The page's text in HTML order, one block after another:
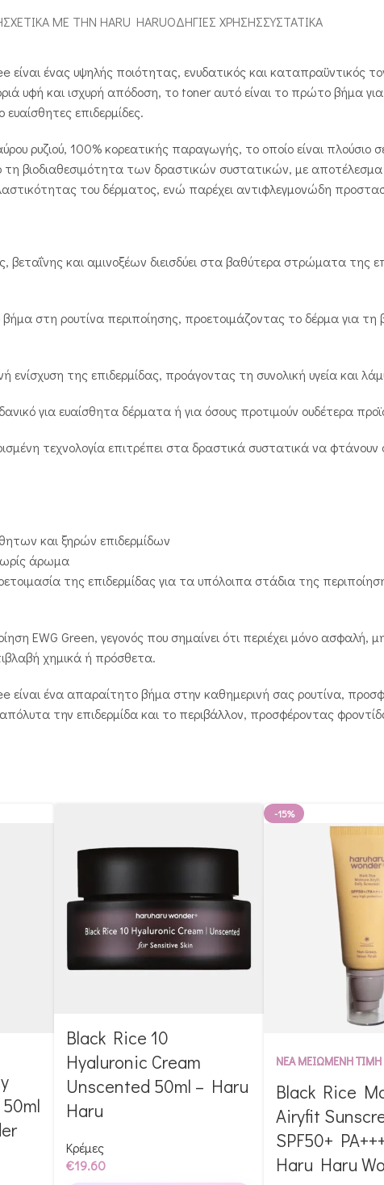
ΣΧΕΤΙΚΑ ΜΕ ΤΗΝ HARU HARUΟΔΗΓΙΕΣ ΧΡΗΣΗΣΣΥΣΤΑΤΙΚΑ
ένας υψηλής ποιότητας, ενυδατικός και καταπραϋντικός
υφή και ισχυρή απόδοση, το toner αυτό είναι το πρώτο βήμα για
επιδερμίδες.
ρυζιού, 100% κορεατικής παραγωγής, το οποίο είναι πλούσιο
τη βιοδιαθεσιμότητα των δραστικών συστατικών, με
του δέρματος, ενώ παρέχει αντιφλεγμονώδη
βεταΐνης και αμινοξέων διεισδύει στα βαθύτερα στρώματα της
στη ρουτίνα περιποίησης, προετοιμάζοντας το δέρμα για
ενίσχυση της επιδερμίδας, προάγοντας τη συνολική υγεία και
για ευαίσθητα δέρματα ή για όσους προτιμούν ουδέτερα
τεχνολογία επιτρέπει στα δραστικά συστατικά να φτάνουν
και ξηρών επιδερμίδων
άρωμα
της επιδερμίδας για τα υπόλοιπα στάδια της
EWG Green, γεγονός που σημαίνει ότι περιέχει μόνο ασφαλή,
χημικά ή πρόσθετα.
ένα απαραίτητο βήμα στην καθημερινή σας ρουτίνα,
την επιδερμίδα και το περιβάλλον, προσφέροντας
Black Rice 10
Hyaluronic Cream
Unscented 50ml – Haru
Haru
Κρέμες
€19.60
-15%
ΝΕΑ ΜΕΙΩΜΕΝΗ ΤΙΜΗ
Black Rice
Airyfit
SPF50+
Haru Haru